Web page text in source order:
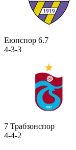
Еюпспор 6.7
4-3-3
7 Трабзонспор
4-4-2